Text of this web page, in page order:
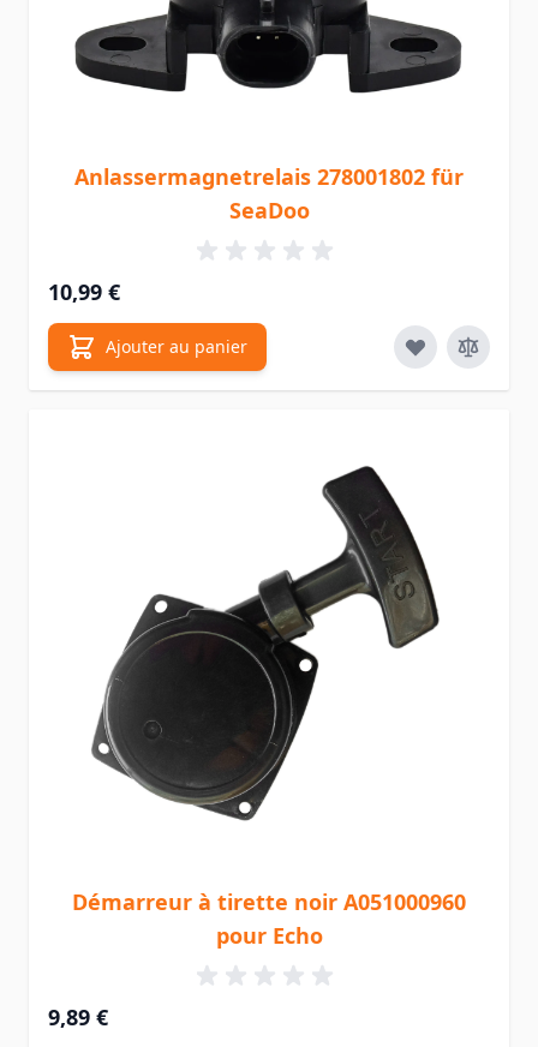
Anlassermagnetrelais 278001802 für
SeaDoo
10,99 €
Ajouter au panier
Démarreur à tirette noir A051000960
pour Echo
9,89 €